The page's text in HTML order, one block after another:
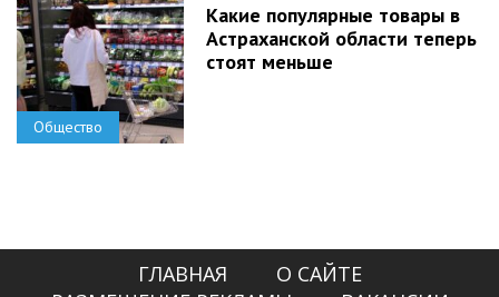
Общество
Какие популярные товары в
Астраханской области теперь
стоят меньше
ГЛАВНАЯ
О САЙТЕ